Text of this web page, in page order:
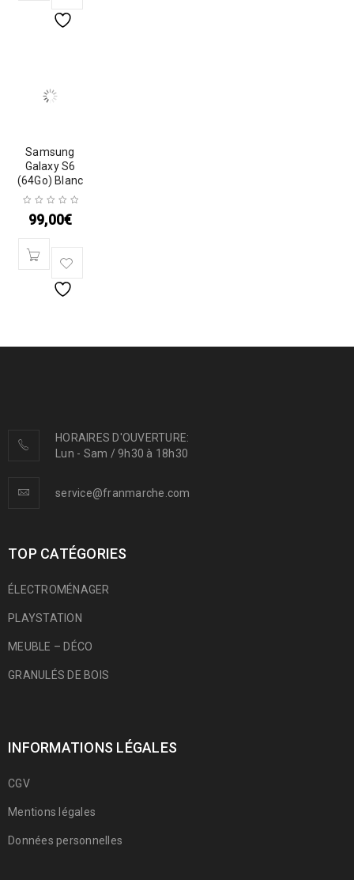
Samsung
Galaxy S6
(64Go) Blanc
99,00€
HORAIRES D'OUVERTURE:
Lun - Sam / 9h30 à 18h30
service@franmarche.com
TOP CATÉGORIES
ÉLECTROMÉNAGER
PLAYSTATION
MEUBLE – DÉCO
GRANULÉS DE BOIS
INFORMATIONS LÉGALES
CGV
Mentions légales
Données personnelles